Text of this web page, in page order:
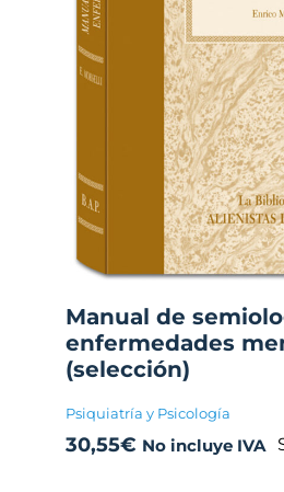
Manual de
enfermedades
(selección)
Psiquiatría y Psicología
30,55€ No incluye IVA